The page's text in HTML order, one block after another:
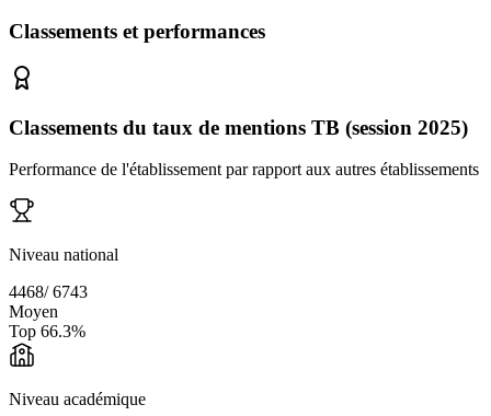
Classements et performances
Classements du taux de mentions TB (session 2025)
Performance de l'établissement par rapport aux autres établissements
Niveau national
4468/6743
Moyen
Top 66.3%
Niveau académique